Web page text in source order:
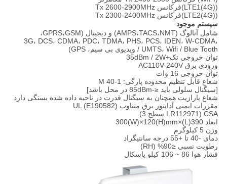
(LTE1(4G))فرکانس Tx 2600-2900MHz
(LTE2(4G))فرکانس Tx 2300-2400MHz
سیستم موجود
شامل آنالوگ (AMPS،TACS،NMT) و دیجیتال (GPRS،GSM،
3G، DCS، CDMA، PDC، TDMA، PHS، PCS، IDEN، W-CDMA،
UMTS، Wifi / Blue Tooth / ویدیوی بی سیم، GPS)
توان خروجی تک+35dBm / 2W
ورودی برق AC110V-240V
توان خروجی 16 وات
شعاع قابل تنظیم محدوده پارگی: 1-40 M
[سیگنال سلولی باید ≤-85dBm در محل باشد]
شعاع پارازیت همچنان به سیگنال قدرت در ناحیه داده شده بستگی دارد
مقررات ایمنی آداپتور برق متناوب UL (E190582)
CSA (LR112971 سطح 3)
ابعاد 390(L)×300(W)×120(H)mm
وزن 5 کیلوگرم
دمای -40 تا +55 درجه سانتیگراد
رطوبت نسبی ≤90% (RH)
فشار هوا 86 ~ 106 کیلو پاسکال